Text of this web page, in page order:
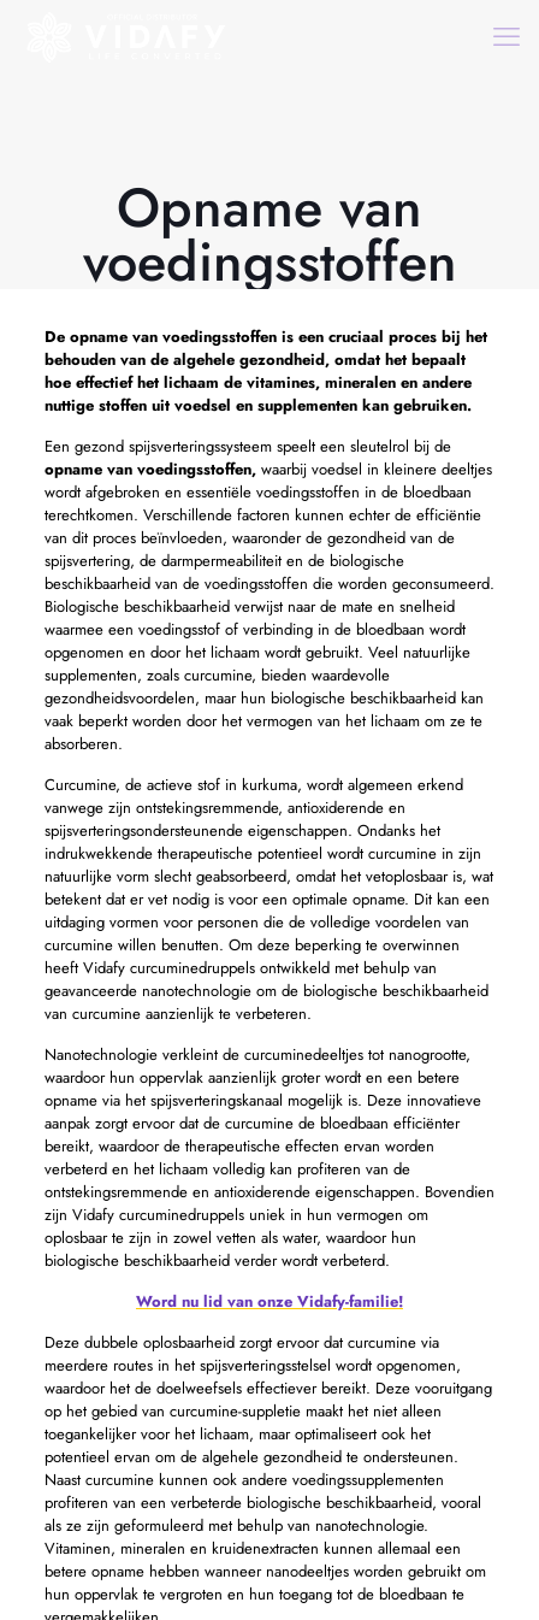
Opname van
voedingsstoffen
De opname van voedingsstoffenis een cruciaal proces bij het
behouden van de algehele gezondheid, omdat het bepaalt
hoe effectief het lichaam de vitamines, mineralen en andere
nuttige stoffen uit voedsel en supplementen kan gebruiken.
Een gezond spijsverteringssysteem speelt een sleutelrol bij de
opname van voedingsstoffen,waarbij voedsel in kleinere deeltjes
wordt afgebroken en essentiële voedingsstoffen in de bloedbaan
terechtkomen. Verschillende factoren kunnen echter de efficiëntie
van dit proces beïnvloeden, waaronder de gezondheid van de
spijsvertering, de darmpermeabiliteit en de biologische
beschikbaarheid van de voedingsstoffen die worden geconsumeerd.
Biologische beschikbaarheid verwijst naar de mate en snelheid
waarmee een voedingsstof of verbinding in de bloedbaan wordt
opgenomen en door het lichaam wordt gebruikt. Veel natuurlijke
supplementen, zoals curcumine, bieden waardevolle
gezondheidsvoordelen, maar hun biologische beschikbaarheid kan
vaak beperkt worden door het vermogen van het lichaam om ze te
absorberen.
Curcumine, de actieve stof in kurkuma, wordt algemeen erkend
vanwege zijn ontstekingsremmende, antioxiderende en
spijsverteringsondersteunende eigenschappen. Ondanks het
indrukwekkende therapeutische potentieel wordt curcumine in zijn
natuurlijke vorm slecht geabsorbeerd, omdat het vetoplosbaar is, wat
betekent dat er vet nodig is voor een optimale opname. Dit kan een
uitdaging vormen voor personen die de volledige voordelen van
curcumine willen benutten. Om deze beperking te overwinnen
heeft Vidafy curcuminedruppels ontwikkeld met behulp van
geavanceerde nanotechnologie om de biologische beschikbaarheid
van curcumine aanzienlijk te verbeteren.
Nanotechnologie verkleint de curcuminedeeltjes tot nanogrootte,
waardoor hun oppervlak aanzienlijk groter wordt en een betere
opname via het spijsverteringskanaal mogelijk is. Deze innovatieve
aanpak zorgt ervoor dat de curcumine de bloedbaan efficiënter
bereikt, waardoor de therapeutische effecten ervan worden
verbeterd en het lichaam volledig kan profiteren van de
ontstekingsremmende en antioxiderende eigenschappen. Bovendien
zijn Vidafy curcuminedruppels uniek in hun vermogen om
oplosbaar te zijn in zowel vetten als water, waardoor hun
biologische beschikbaarheid verder wordt verbeterd.
Word nu lid van onze Vidafy-familie!
Deze dubbele oplosbaarheid zorgt ervoor dat curcumine via
meerdere routes in het spijsverteringsstelsel wordt opgenomen,
waardoor het de doelweefsels effectiever bereikt. Deze vooruitgang
op het gebied van curcumine-suppletie maakt het niet alleen
toegankelijker voor het lichaam, maar optimaliseert ook het
potentieel ervan om de algehele gezondheid te ondersteunen.
Naast curcumine kunnen ook andere voedingssupplementen
profiteren van een verbeterde biologische beschikbaarheid, vooral
als ze zijn geformuleerd met behulp van nanotechnologie.
Vitaminen, mineralen en kruidenextracten kunnen allemaal een
betere opname hebben wanneer nanodeeltjes worden gebruikt om
hun oppervlak te vergroten en hun toegang tot de bloedbaan te